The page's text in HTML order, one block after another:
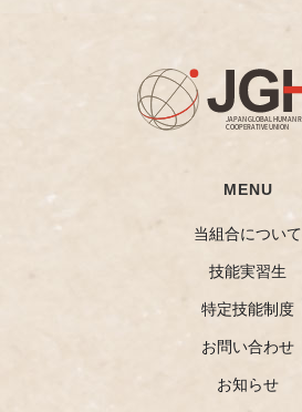
MENU
当組合について
技能実習生
特定技能制度
お問い合わせ
お知らせ